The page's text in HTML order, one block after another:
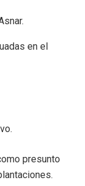
en el
presunto